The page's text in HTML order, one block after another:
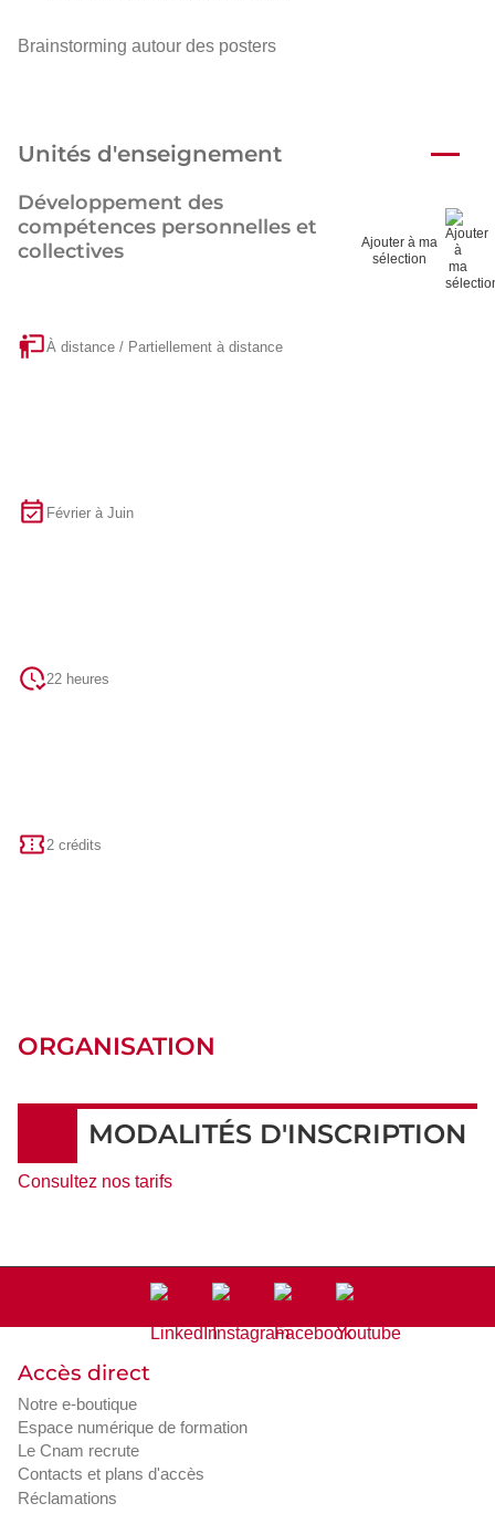
Brainstorming autour des posters
Unités d'enseignement
Développement des
compétences personnelles et
collectives
Ajouter à ma
sélection
À distance / Partiellement à distance
Février à Juin
22 heures
2 crédits
ORGANISATION
MODALITÉS D'INSCRIPTION
Consultez nos tarifs
Accès direct
Notre e-boutique
Espace numérique de formation
Le Cnam recrute
Contacts et plans d'accès
Réclamations